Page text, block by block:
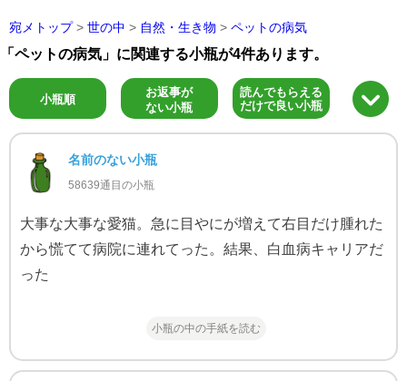
宛メトップ > 世の中 > 自然・生き物 > ペットの病気
「ペットの病気」に関連する小瓶が4件あります。
小瓶順
お返事が
ない小瓶
読んでもらえる
だけで良い小瓶
名前のない小瓶
58639通目の小瓶
大事な大事な愛猫。急に目やにが増えて右目だけ腫れた
から慌てて病院に連れてった。結果、白血病キャリアだ
った
小瓶の中の手紙を読む